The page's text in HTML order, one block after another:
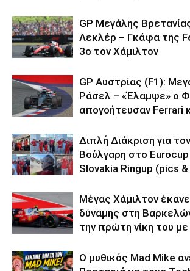
GP Μεγάλης
Λεκλέρ – Γκάφα της
3ο τον Χάμιλτον
GP Αυστρίας (F1):
Ράσελ – «Έλαμψε» ο
απογοήτευσαν Ferrari
Διπλή Διάκριση για
Βούλγαρη στο
Slovakia Ringup (pics
Μέγας Χάμιλτον έκανε
δύναμης στη
την πρώτη νίκη του με
Ο μυθικός Mad Mike